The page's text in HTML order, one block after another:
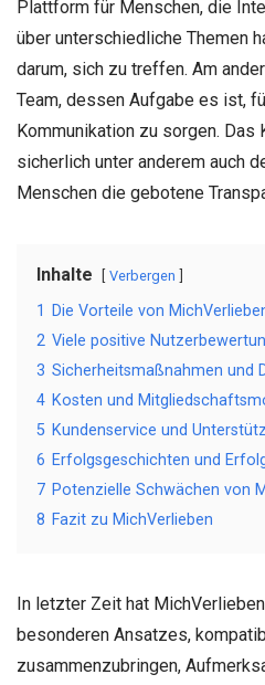
Plattform für Menschen, die
über unterschiedliche Themen
darum, sich zu treffen. Am
Team, dessen Aufgabe es ist,
Kommunikation zu sorgen.
sicherlich unter anderem auch
Menschen die gebotene
Inhalte Verbergen
1
Die Vorteile von
2 Viele positive
3 Sicherheitsmaßnahmen und
4 Kosten und
5 Kundenservice und
6 Erfolgsgeschichten und
7 Potenzielle Schwächen von
8 Fazit zu MichVerlieben
In letzter Zeit hat
besonderen Ansatzes,
zusammenzubringen,